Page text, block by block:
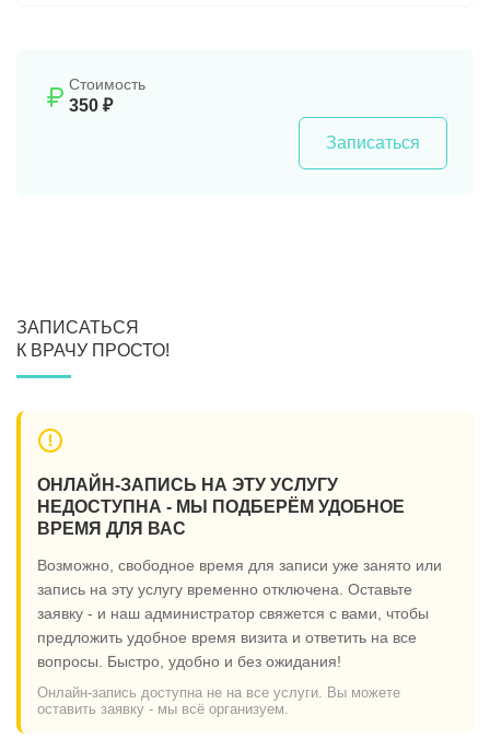
Стоимость
350 ₽
Записаться
ЗАПИСАТЬСЯ
К ВРАЧУ ПРОСТО!
ОНЛАЙН-ЗАПИСЬ НА ЭТУ УСЛУГУ
НЕДОСТУПНА - МЫ ПОДБЕРЁМ УДОБНОЕ
ВРЕМЯ ДЛЯ ВАС
Возможно, свободное время для записи уже занято или
запись на эту услугу временно отключена. Оставьте
заявку - и наш администратор свяжется с вами, чтобы
предложить удобное время визита и ответить на все
вопросы. Быстро, удобно и без ожидания!
Онлайн-запись доступна не на все услуги. Вы можете
оставить заявку - мы всё организуем.